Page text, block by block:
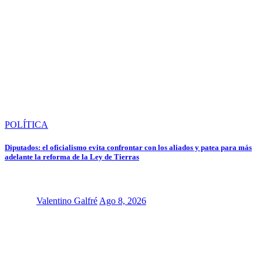
POLÍTICA
Diputados: el oficialismo evita confrontar con los aliados y patea para más
adelante la reforma de la Ley de Tierras
Valentino Galfré Ago 8, 2026